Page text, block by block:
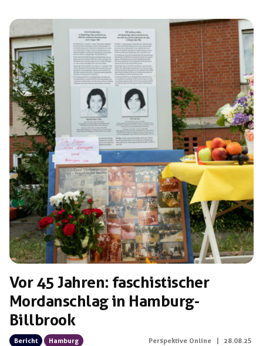
sich dazu einen gemeinsamen Handlungsrahmen
gegeben. Schon vor Kriegsende hatten die Alliierten
gemeinsam beschlossen, Naziaktivisten und »Suspect
Persons« aus dem öffentlichen Leben auszuschalten.
Später folgten gemeinsame Festlegungen auf […]
Vor 45 Jahren: faschistischer
Mordanschlag in Hamburg-
Billbrook
Bericht Hamburg Perspektive Online 28.08.25